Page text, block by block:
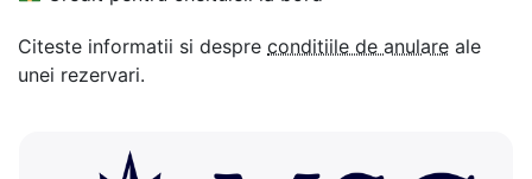
Citeste informatii si despre conditiile de anulare ale
unei rezervari.